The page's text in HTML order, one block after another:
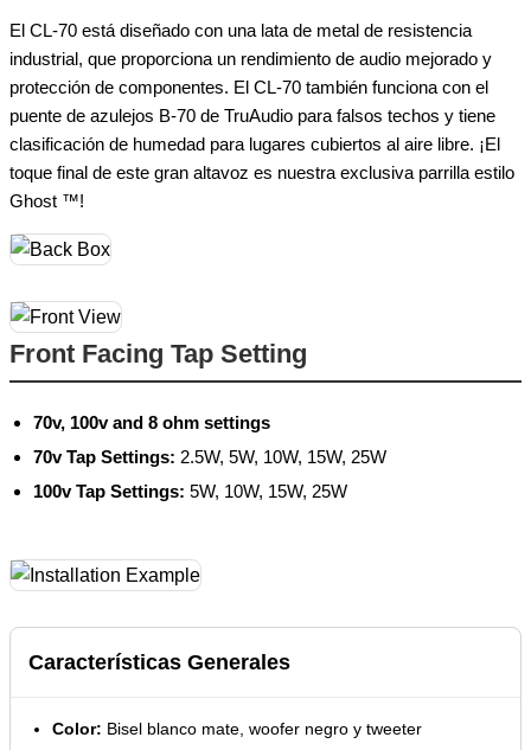
El CL-70 está diseñado con una lata de metal de resistencia
industrial, que proporciona un rendimiento de audio mejorado y
protección de componentes. El CL-70 también funciona con el
puente de azulejos B-70 de TruAudio para falsos techos y tiene
clasificación de humedad para lugares cubiertos al aire libre. ¡El
toque final de este gran altavoz es nuestra exclusiva parrilla estilo
Ghost ™!
Front Facing Tap Setting
70v, 100v and 8 ohm settings
70v Tap Settings: 2.5W, 5W, 10W, 15W, 25W
100v Tap Settings: 5W, 10W, 15W, 25W
Características Generales
Color: Bisel blanco mate, woofer negro y tweeter